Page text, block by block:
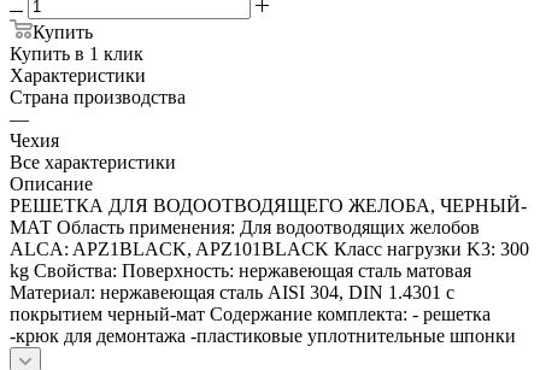
Купить
Купить в 1 клик
Характеристики
Страна производства
—
Чехия
Все характеристики
Описание
РЕШЕТКА ДЛЯ ВОДООТВОДЯЩЕГО ЖЕЛОБА, ЧЕРНЫЙ-
МАТ Область применения: Для водоотводящих желобов
ALCA: APZ1BLACK, APZ101BLACK Класс нагрузки K3: 300
kg Свойства: Поверхность: нержавеющая сталь матовая
Материал: нержавеющая сталь AISI 304, DIN 1.4301 с
покрытием черный-мат Содержание комплекта: - решетка
-крюк для демонтажа -пластиковые уплотнительные шпонки